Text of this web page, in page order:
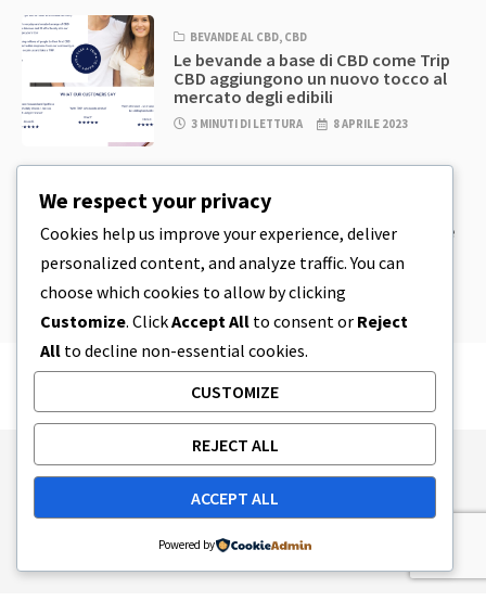
BEVANDE AL CBD, CBD
Le bevande a base di CBD come Trip
CBD aggiungono un nuovo tocco al
mercato degli edibili
3 MINUTI DI LETTURA 8 APRILE 2023
CBD EDIBLES
Pasta per biscotti al CBD e prodotti
commestibili al CBD incredibilmente
semplici da preparare in casa
5 MINUTI DI LETTURA
Publishing Principles
Ethics Policy
Corrections Policy
Feedback Policy
Ownership & Funding
Tag map
We respect your privacy
Cookies help us improve your experience, deliver
personalized content, and analyze traffic. You can
choose which cookies to allow by clicking
Customize. ClickAccept All to consent or Reject
All to decline non-essential cookies.
CUSTOMIZE
REJECT ALL
ACCEPT ALL
Powered by